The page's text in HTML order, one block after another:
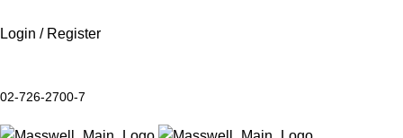
Login / Register
02-726-2700-7